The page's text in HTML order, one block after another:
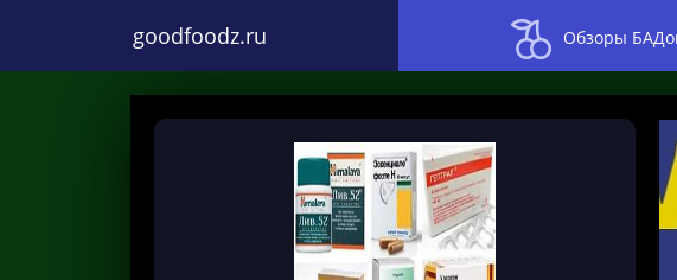
goodfoodz.ru Обзоры